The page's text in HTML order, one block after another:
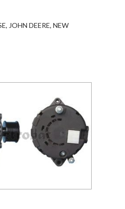
JOHN DEERE, NEW